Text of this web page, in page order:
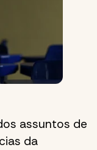
assuntos de
da